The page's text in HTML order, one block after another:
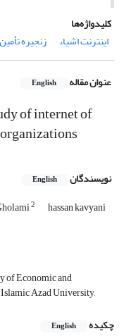
کلیدواژه‌ها
اینترنت اشیاء
زنجیره تأمین
عنوان مقاله English
of internet of
نویسندگان English
2 hassan kavyani
of Economic and
Islamic Azad University,
چکیده
English